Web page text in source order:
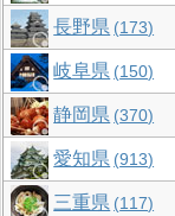
長野県 173
岐阜県 150
静岡県 370
愛知県 913
三重県 117